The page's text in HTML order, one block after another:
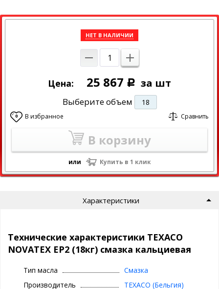
НЕТ В НАЛИЧИИ
Цена: 25 867 Р за шт
Выберите объем 18
0 В избранное Сравнить
В корзину
или Купить в 1 клик
Характеристики
Технические характеристики TEXACO
NOVATEX EP2 (18кг) смазка кальциевая
Тип масла
Смазка
Производитель
TEXACO (Бельгия)